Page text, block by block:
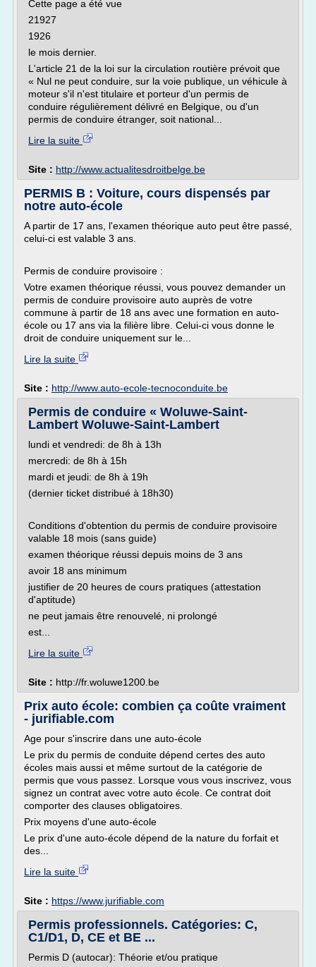
Cette page a été vue
21927
1926
le mois dernier.
L'article 21 de la loi sur la circulation routière prévoit que
« Nul ne peut conduire, sur la voie publique, un véhicule à
moteur s'il n'est titulaire et porteur d'un permis de
conduire régulièrement délivré en Belgique, ou d'un
permis de conduire étranger, soit national...
Lire la suite
Site : http://www.actualitesdroitbelge.be
PERMIS B : Voiture, cours dispensés par
notre auto-école
A partir de 17 ans, l'examen théorique auto peut être passé,
celui-ci est valable 3 ans.
Permis de conduire provisoire :
Votre examen théorique réussi, vous pouvez demander un
permis de conduire provisoire auto auprès de votre
commune à partir de 18 ans avec une formation en auto-
école ou 17 ans via la filière libre. Celui-ci vous donne le
droit de conduire uniquement sur le...
Lire la suite
Site : http://www.auto-ecole-tecnoconduite.be
Permis de conduire « Woluwe-Saint-
Lambert Woluwe-Saint-Lambert
lundi et vendredi: de 8h à 13h
mercredi: de 8h à 15h
mardi et jeudi: de 8h à 19h
(dernier ticket distribué à 18h30)
Conditions d'obtention du permis de conduire provisoire
valable 18 mois (sans guide)
examen théorique réussi depuis moins de 3 ans
avoir 18 ans minimum
justifier de 20 heures de cours pratiques (attestation
d'aptitude)
ne peut jamais être renouvelé, ni prolongé
est...
Lire la suite
Site : http://fr.woluwe1200.be
Prix auto école: combien ça coûte vraiment
- jurifiable.com
Age pour s'inscrire dans une auto-école
Le prix du permis de conduite dépend certes des auto
écoles mais aussi et même surtout de la catégorie de
permis que vous passez. Lorsque vous vous inscrivez, vous
signez un contrat avec votre auto école. Ce contrat doit
comporter des clauses obligatoires.
Prix moyens d'une auto-école
Le prix d'une auto-école dépend de la nature du forfait et
des...
Lire la suite
Site : https://www.jurifiable.com
Permis professionnels. Catégories: C,
C1/D1, D, CE et BE ...
Permis D (autocar): Théorie et/ou pratique